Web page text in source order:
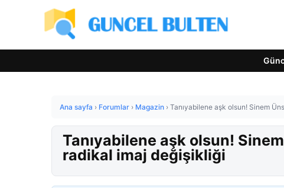
Ana sayfa › Forumlar › Magazin › Tanıyabilene aşk olsun! Sinem
Tanıyabilene aşk olsun!
radikal imaj değişikliği